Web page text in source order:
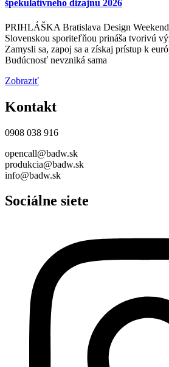
špekulatívneho dizajnu 2026
PRIHLÁŠKA Bratislava Design
Slovenskou sporiteľňou prináša tvorivú
Zamysli sa, zapoj sa a získaj prístup k
Budúcnosť nevzniká sama
Zobraziť
Kontakt
0908 038 916
opencall@badw.sk
produkcia@badw.sk
info@badw.sk
Sociálne siete